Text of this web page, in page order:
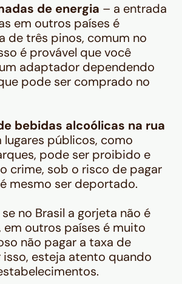
de energia – a entrada
em outros países é
de três pinos, comum no
é provável que você
adaptador dependendo
pode ser comprado no
bebidas alcoólicas na rua
lugares públicos, como
pode ser proibido e
crime, sob o risco de pagar
mesmo ser deportado.
no Brasil a gorjeta não é
outros países é muito
não pagar a taxa de
isso, esteja atento quando